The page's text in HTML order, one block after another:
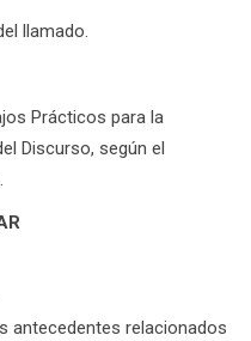
llamado.
Prácticos para la
Discurso, según el
antecedentes relacionados